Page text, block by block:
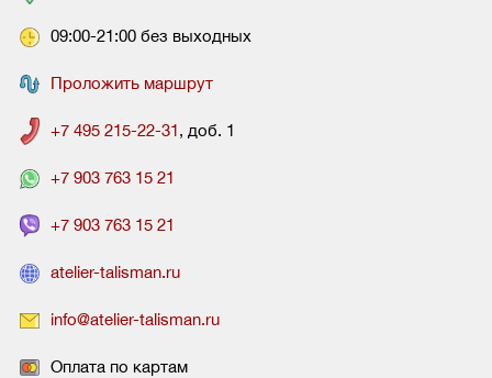
09:00-21:00 без выходных
Проложить маршрут
+7 495 215-22-31, доб. 1
+7 903 763 15 21
+7 903 763 15 21
atelier-talisman.ru
info@atelier-talisman.ru
Оплата по картам